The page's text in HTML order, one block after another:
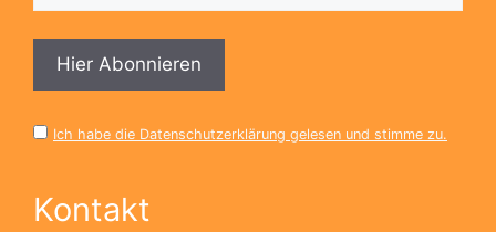
Ich habe die Datenschutzerklärung gelesen und stimme zu.
Kontakt